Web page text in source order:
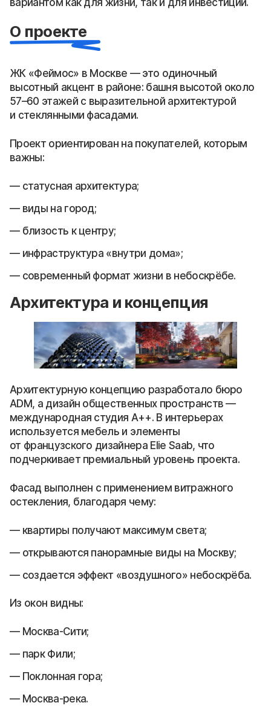
О проекте
ЖК «Феймос» в Москве — это одиночный
высотный акцент в районе: башня высотой около
57–60 этажей с выразительной архитектурой
и стеклянными фасадами.
Проект ориентирован на покупателей, которым
важны:
статусная архитектура;
виды на город;
близость к центру;
инфраструктура «внутри дома»;
современный формат жизни в небоскрёбе.
Архитектура и концепция
Архитектурную концепцию разработало бюро
ADM, а дизайн общественных пространств —
международная студия A++. В интерьерах
используется мебель и элементы
от французского дизайнера Elie Saab, что
подчеркивает премиальный уровень проекта.
Фасад выполнен с применением витражного
остекления, благодаря чему:
квартиры получают максимум света;
открываются панорамные виды на Москву;
создается эффект «воздушного» небоскрёба.
Из окон видны:
Москва-Сити;
парк Фили;
Поклонная гора;
Москва-река.